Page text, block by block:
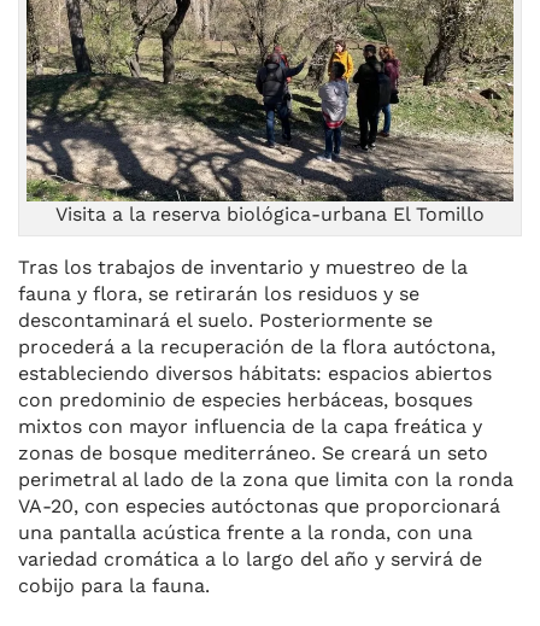
Visita a la reserva biológica-urbana El Tomillo
Tras los trabajos de inventario y muestreo de la
fauna y flora, se retirarán los residuos y se
descontaminará el suelo. Posteriormente se
procederá a la recuperación de la flora autóctona,
estableciendo diversos hábitats: espacios abiertos
con predominio de especies herbáceas, bosques
mixtos con mayor influencia de la capa freática y
zonas de bosque mediterráneo. Se creará un seto
perimetral al lado de la zona que limita con la ronda
VA-20, con especies autóctonas que proporcionará
una pantalla acústica frente a la ronda, con una
variedad cromática a lo largo del año y servirá de
cobijo para la fauna.